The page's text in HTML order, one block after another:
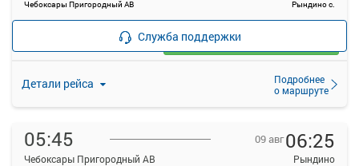
Чебоксары Пригородный АВ Рындино с.
Детали рейса
Подробнее
о маршруте
—
Загрузить цену
05:45
Чебоксары Пригородный АВ
09 авг06:25
Рындино
Служба поддержки